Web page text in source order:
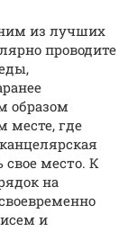
из лучших
проводите
образом
месте, где
место. К
на
и